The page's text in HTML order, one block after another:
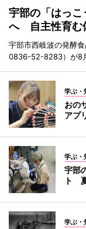
宇部の「はっ
へ 自主性育む
宇部市西岐波の発酵
0836-52-8283）が8
学ぶ・
おの
アプ
学ぶ・
宇部
ト
学ぶ・